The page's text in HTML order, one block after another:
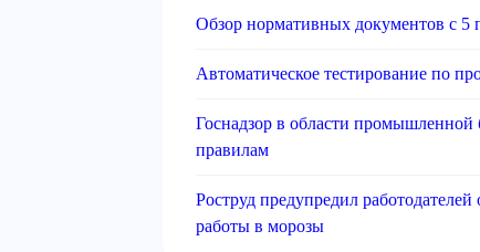
Обзор нормативных документов с 5
Автоматическое тестирование по
Госнадзор в области промышленной
правилам
Роструд предупредил
работы в морозы